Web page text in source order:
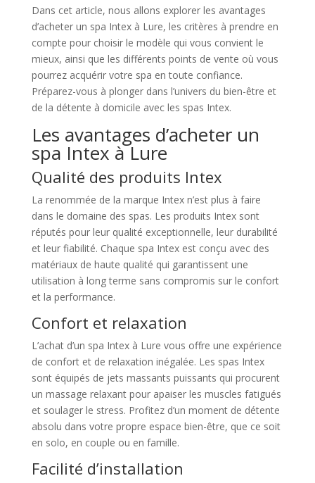
Dans cet article, nous allons explorer les avantages
d’acheter un spa Intex à Lure, les critères à prendre en
compte pour choisir le modèle qui vous convient le
mieux, ainsi que les différents points de vente où vous
pourrez acquérir votre spa en toute confiance.
Préparez-vous à plonger dans l’univers du bien-être et
de la détente à domicile avec les spas Intex.
Les avantages d’acheter un
spa Intex à Lure
Qualité des produits Intex
La renommée de la marque Intex n’est plus à faire
dans le domaine des spas. Les produits Intex sont
réputés pour leur qualité exceptionnelle, leur durabilité
et leur fiabilité. Chaque spa Intex est conçu avec des
matériaux de haute qualité qui garantissent une
utilisation à long terme sans compromis sur le confort
et la performance.
Confort et relaxation
L’achat d’un spa Intex à Lure vous offre une expérience
de confort et de relaxation inégalée. Les spas Intex
sont équipés de jets massants puissants qui procurent
un massage relaxant pour apaiser les muscles fatigués
et soulager le stress. Profitez d’un moment de détente
absolu dans votre propre espace bien-être, que ce soit
en solo, en couple ou en famille.
Facilité d’installation